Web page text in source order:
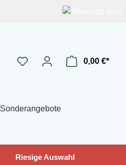
0,00 €*
Sonderangebote
Riesige Auswahl